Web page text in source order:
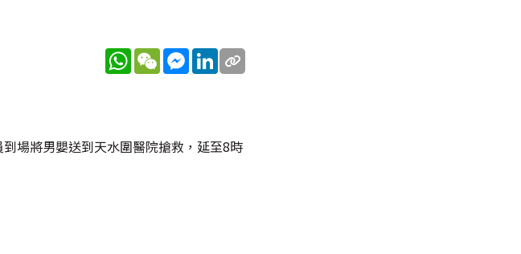
WhatsApp
WeChatMessenger
LinkedIn
場將男嬰送到天水圍醫院搶救，延至8時